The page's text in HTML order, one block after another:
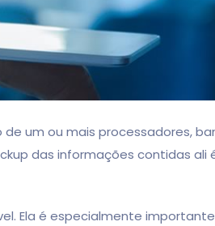
um ou mais processadores,
das informações contidas ali
Ela é especialmente